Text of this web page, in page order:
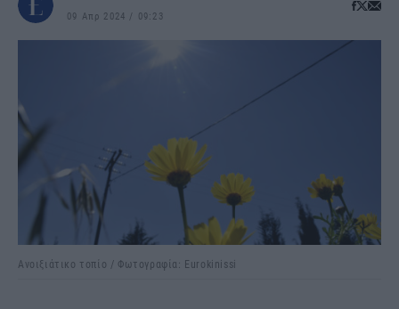
09 Απρ 2024
09:23
Ανοιξιάτικο τοπίο / Φωτογραφία: Eurokinissi